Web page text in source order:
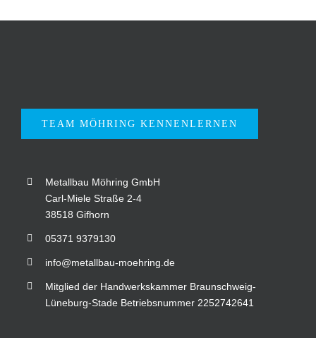
TEAM MÖHRING KENNENLERNEN
Metallbau Möhring GmbH
Carl-Miele Straße 2-4
38518 Gifhorn
05371 9379130
info@metallbau-moehring.de
Mitglied der Handwerkskammer Braunschweig-
Lüneburg-Stade Betriebsnummer 2252742641